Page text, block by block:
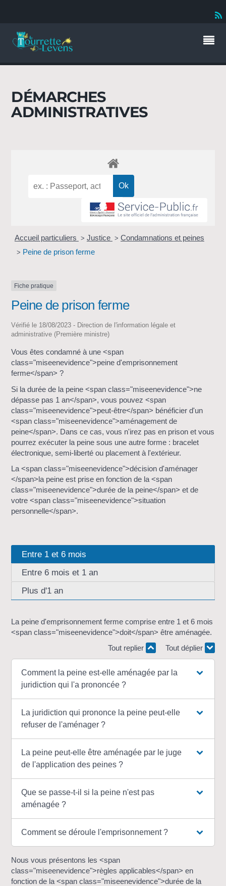
DÉMARCHES
ADMINISTRATIVES
Accueil particuliers > Justice > Condamnations et peines
> Peine de prison ferme
Fiche pratique
Peine de prison ferme
Vérifié le 18/08/2023 - Direction de l'information légale et
administrative (Première ministre)
Vous êtes condamné à une <span
class="miseenevidence">peine d'emprisonnement
ferme</span> ?
Si la durée de la peine <span class="miseenevidence">ne
dépasse pas 1 an</span>, vous pouvez <span
class="miseenevidence">peut-être</span> bénéficier d'un
<span class="miseenevidence">aménagement de
peine</span>. Dans ce cas, vous n'irez pas en prison et vous
pourrez exécuter la peine sous une autre forme : bracelet
électronique, semi-liberté ou placement à l'extérieur.
La <span class="miseenevidence">décision d'aménager
</span>la peine est prise en fonction de la <span
class="miseenevidence">durée de la peine</span> et de
votre <span class="miseenevidence">situation
personnelle</span>.
Entre 1 et 6 mois
Entre 6 mois et 1 an
Plus d'1 an
La peine d'emprisonnement ferme comprise entre 1 et 6 mois
<span class="miseenevidence">doit</span> être aménagée.
Tout replier
Tout déplier
Comment la peine est-elle aménagée par la
juridiction qui l'a prononcée ?
La juridiction qui prononce la peine peut-elle
refuser de l'aménager ?
La peine peut-elle être aménagée par le juge
de l'application des peines ?
Que se passe-t-il si la peine n'est pas
aménagée ?
Comment se déroule l'emprisonnement ?
Nous vous présentons les <span
class="miseenevidence">règles applicables</span> en
fonction de la <span class="miseenevidence">durée de la